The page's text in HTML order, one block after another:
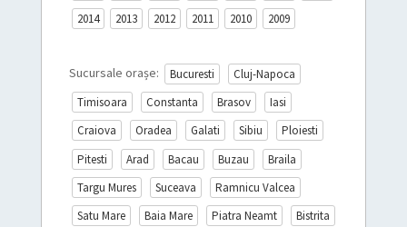
2014
2013 2012 2011 2010 2009
Sucursale orașe: Bucuresti
Cluj-Napoca
Timisoara
Constanta Brasov
Iasi
Craiova
Oradea Galati Sibiu
Ploiesti
Pitesti
Arad Bacau Buzau
Braila
Targu Mures
Suceava
Ramnicu Valcea
Satu Mare
Baia Mare Piatra Neamt Bistrita